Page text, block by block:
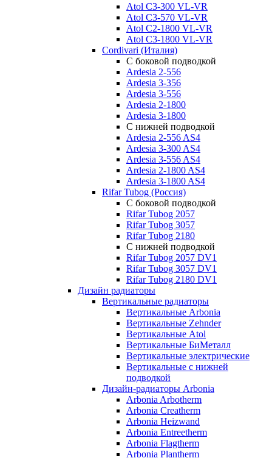
Atol C3-300 VL-VR
Atol C3-570 VL-VR
Atol C2-1800 VL-VR
Atol C3-1800 VL-VR
Cordivari (Италия)
С боковой подводкой
Ardesia 2-556
Ardesia 3-356
Ardesia 3-556
Ardesia 2-1800
Ardesia 3-1800
С нижней подводкой
Ardesia 2-556 AS4
Ardesia 3-300 AS4
Ardesia 3-556 AS4
Ardesia 2-1800 AS4
Ardesia 3-1800 AS4
Rifar Tubog (Россия)
С боковой подводкой
Rifar Tubog 2057
Rifar Tubog 3057
Rifar Tubog 2180
С нижней подводкой
Rifar Tubog 2057 DV1
Rifar Tubog 3057 DV1
Rifar Tubog 2180 DV1
Дизайн радиаторы
Вертикальные радиаторы
Вертикальные Arbonia
Вертикальные Zehnder
Вертикальные Atol
Вертикальные БиМеталл
Вертикальные электрические
Вертикальные с нижней
подводкой
Дизайн-радиаторы Arbonia
Arbonia Arbotherm
Arbonia Creatherm
Arbonia Heizwand
Arbonia Entreetherm
Arbonia Flagtherm
Arbonia Plantherm